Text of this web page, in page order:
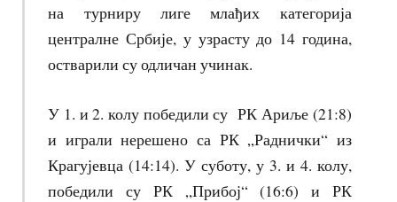
на турниру лиге млађих категорија
централне Србије, у узрасту до 14 година,
остварили су одличан учинак.
У 1. и 2. колу победили су РК Ариље (21:8)
и играли нерешено са РК „Раднички“ из
Крагујевца (14:14). У суботу, у 3. и 4. колу,
победили су РК „Прибој“ (16:6) и РК